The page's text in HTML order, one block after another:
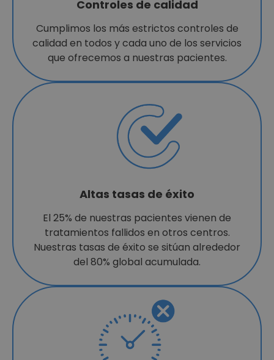
Controles de calidad
Cumplimos los más estrictos controles de
calidad en todos y cada uno de los servicios
que ofrecemos a nuestras pacientes.
Altas tasas de éxito
El 25% de nuestras pacientes vienen de
tratamientos fallidos en otros centros.
Nuestras tasas de éxito se sitúan alrededor
del 80% global acumulada.